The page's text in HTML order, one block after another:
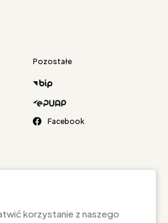
Pozostałe
Facebook
korzystanie z naszego